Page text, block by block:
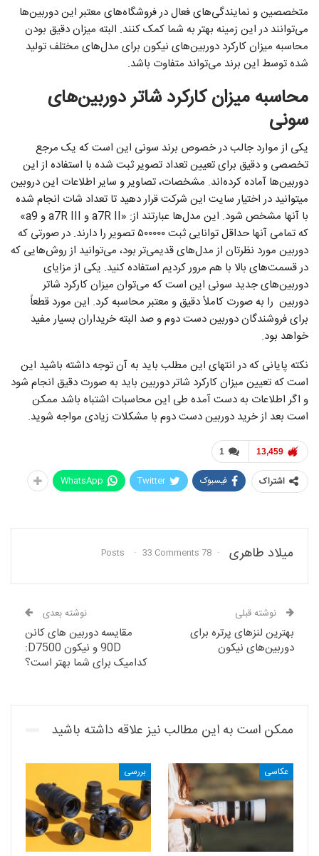
متخصصین و نمایندگی‌های فعال در فروشگاه‌های معتبر این دوربین‌ها
می‌توانند در این زمینه بهتر به شما کمک کنند. البته میزان دقیق بودن
محاسبه میزان کارکرد دوربین‌های نیکون برای مدل‌های مختلف تولید
شده توسط این برند می‌تواند متفاوت باشد.
محاسبه میزان کارکرد شاتر دوربین‌های
سونی
یکی از موارد جالب در خصوص برند سونی این است که یک مرجع
تخصصی و دقیق برای تعیین تعداد تصویر ثبت شده با استفاده از این
دوربین‌ها آماده کرده‌اند. مشخصات، تصاویر و سایر اطلاعات این دروبین
میتوانید در اختیار سایت این شرکت قرار دهید تا تعداد شات انجام شده
با آنها مشخص شود. این مدل‌ها عبارتند از: «a7R II و a7R III و a9»
که تمامی آنها حداقل توانایی ثبت ۵۰۰۰۰۰ تصویر را دارند. در صورتی که
دوربین مورد نظرتان از مدل‌های قدیمی‌تر بود، می‌توانید از روش‌هایی که
در قسمت‌های بالا با هم مرور کردیم استفاده کنید. یکی از مزایای
دوربین‌های جدید سونی این است که می‌توان میزان کارکرد شاتر
دوربین را به صورت کاملاً دقیق و معتبر محاسبه کرد. این مورد قطعاً
برای فروشندگان دوربین دست دوم و صد البته خریداران بسیار مفید
خواهد بود.
نکته پایانی که در انتهای این مطلب باید به آن توجه داشته باشید این
است که تعیین میزان کارکرد شاتر دوربین باید به صورت دقیق انجام شود
و اگر اطلاعات به دست آمده طی این محاسبات اشتباه باشد ممکن
است بعد از خرید دوربین دست دوم با مشکلات زیادی مواجه شوید.
1 13,459
اشتراک فیسبوک Twitter
WhatsApp
میلاد طاهری 78 Posts
33 Comments
نوشته قبلی
بهترین لنزهای پرتره برای
دوربین‌های نیکون
نوشته بعدی
مقایسه دوربین های کانن
90D و نیکون D7500:
کدامیک برای شما بهتر است؟
ممکن است به این مطالب نیز علاقه داشته باشید
عکاسی بررسی